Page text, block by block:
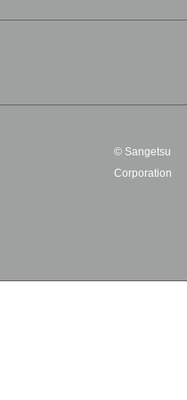
© Sangetsu
Corporation